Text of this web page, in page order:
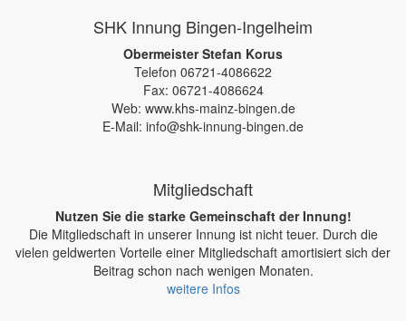
SHK Innung Bingen-Ingelheim
Obermeister Stefan Korus
Telefon 06721-4086622
Fax: 06721-4086624
Web: www.khs-mainz-bingen.de
E-Mail: info@shk-innung-bingen.de
Mitgliedschaft
Nutzen Sie die starke Gemeinschaft der Innung!
Die Mitgliedschaft in unserer Innung ist nicht teuer. Durch die
vielen geldwerten Vorteile einer Mitgliedschaft amortisiert sich der
Beitrag schon nach wenigen Monaten.
weitere Infos